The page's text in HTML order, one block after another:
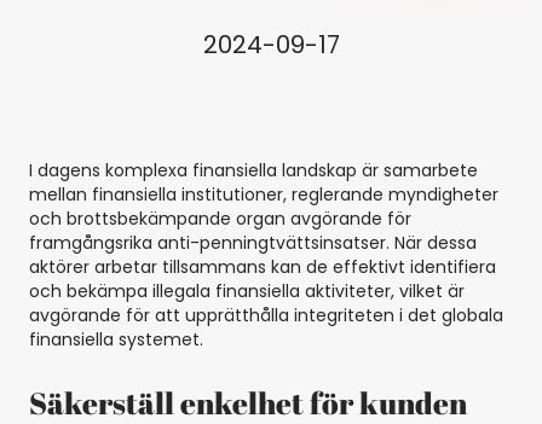
2024-09-17
I dagens komplexa finansiella landskap är samarbete
mellan finansiella institutioner, reglerande myndigheter
och brottsbekämpande organ avgörande för
framgångsrika anti-penningtvättsinsatser. När dessa
aktörer arbetar tillsammans kan de effektivt identifiera
och bekämpa illegala finansiella aktiviteter, vilket är
avgörande för att upprätthålla integriteten i det globala
finansiella systemet.
Säkerställ enkelhet för kunden